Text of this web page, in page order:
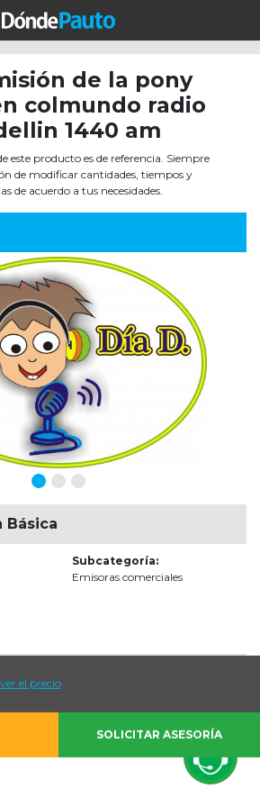
de la pony
colmundo radio
1440 am
este producto es de referencia. Siempre
de modificar cantidades, tiempos y
de acuerdo a tus necesidades.
Básica
Subcategoría:
Emisoras comerciales
Radio y TV)
el precio
SOLICITAR ASESORÍA